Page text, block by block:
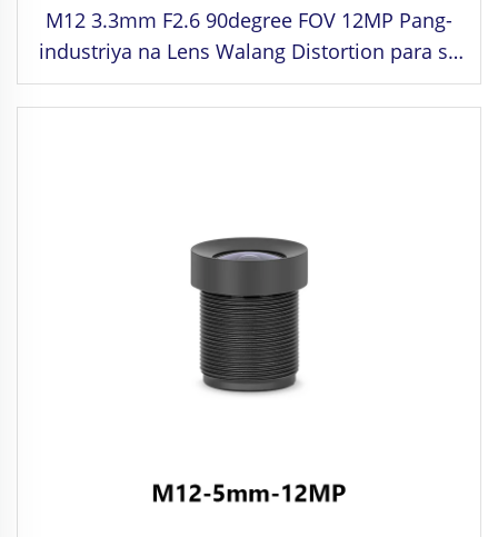
M12 3.3mm F2.6 90degree FOV 12MP Pang-
industriya na Lens Walang Distortion para sa
1/2.3" Format ng Larawan